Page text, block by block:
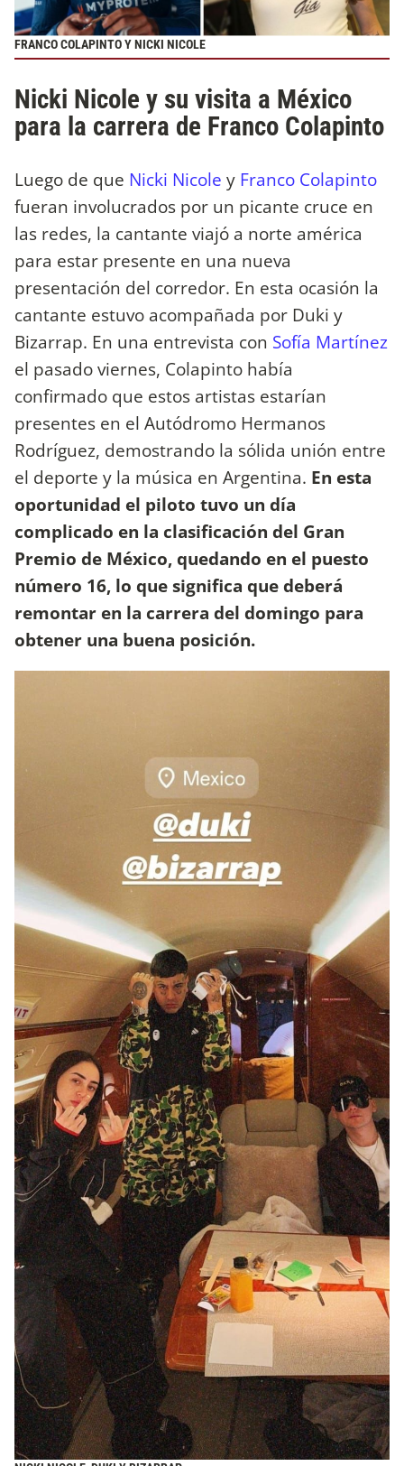
FRANCO COLAPINTO Y NICKI NICOLE
Nicki Nicole y su visita a México
para la carrera de Franco Colapinto
Luego de que Nicki Nicole y Franco Colapinto
fueran involucrados por un picante cruce en
las redes, la cantante viajó a norte américa
para estar presente en una nueva
presentación del corredor. En esta ocasión la
cantante estuvo acompañada por Duki y
Bizarrap. En una entrevista con Sofía Martínez
el pasado viernes, Colapinto había
confirmado que estos artistas estarían
presentes en el Autódromo Hermanos
Rodríguez, demostrando la sólida unión entre
el deporte y la música en Argentina. En esta
oportunidad el piloto tuvo un día
complicado en la clasificación del Gran
Premio de México, quedando en el puesto
número 16, lo que significa que deberá
remontar en la carrera del domingo para
obtener una buena posición.